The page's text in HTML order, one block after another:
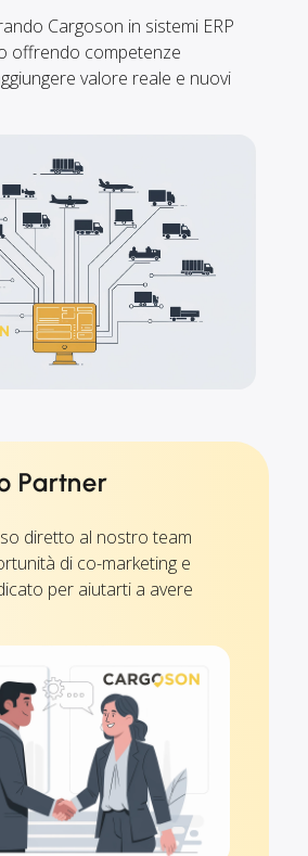
Cargoson in sistemi ERP
offrendo competenze
valore reale e nuovi
Partner
diretto al nostro team
di co-marketing e
per aiutarti a avere